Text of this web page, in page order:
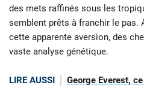
des mets raffinés sous les
semblent prêts à franchir le pas.
cette apparente aversion, des
vaste analyse génétique.
LIRE AUSSI
George Everest,